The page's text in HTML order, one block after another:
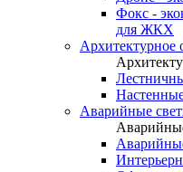
Фокс -
для ЖКХ
Архитектурное
Аварийные